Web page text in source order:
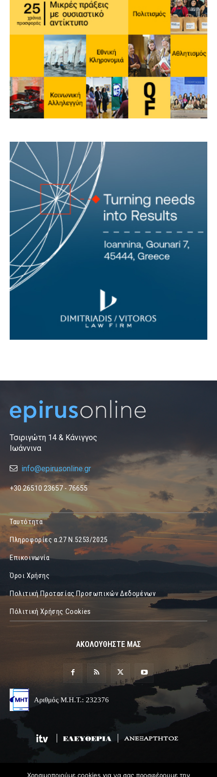
Τσιριγώτη 14 & Κάνιγγος
Ιωάννινα
info@epirusonline.gr
+30 26510 23657 - 76655
Ταυτότητα
Πληροφορίες α.27 Ν.5253/2025
Επικοινωνία
Όροι Χρήσης
Πολιτική Προτασίας Προσωπικών Δεδομένων
Πόλιτική Χρήσης Cookies
ΑΚΟΛΟΥΘΗΣΤΕ ΜΑΣ
Αριθμός Μ.Η.Τ.: 232376
Χρησιμοποιούμε cookies για να σας προσφέρουμε την